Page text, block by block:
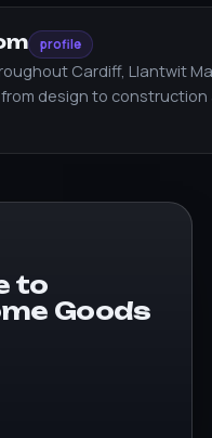
profile
Cardiff, Llantwit
design to construction
to
Goods